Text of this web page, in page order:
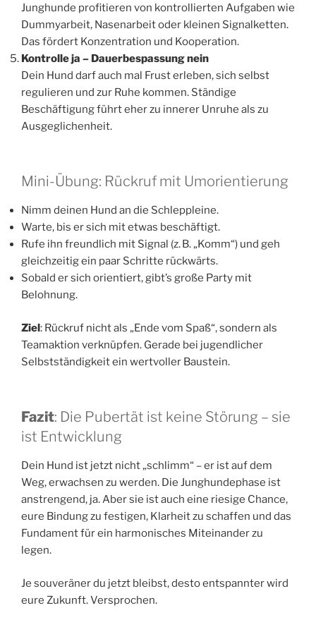
Junghunde profitieren von kontrollierten Aufgaben wie
Dummyarbeit, Nasenarbeit oder kleinen Signalketten.
Das fördert Konzentration und Kooperation.
Kontrolle ja – Dauerbespassung nein
Dein Hund darf auch mal Frust erleben, sich selbst
regulieren und zur Ruhe kommen. Ständige
Beschäftigung führt eher zu innerer Unruhe als zu
Ausgeglichenheit.
Mini-Übung: Rückruf mit Umorientierung
Nimm deinen Hund an die Schleppleine.
Warte, bis er sich mit etwas beschäftigt.
Rufe ihn freundlich mit Signal (z. B. „Komm“) und geh
gleichzeitig ein paar Schritte rückwärts.
Sobald er sich orientiert, gibt’s große Party mit
Belohnung.
Ziel: Rückruf nicht als „Ende vom Spaß“, sondern als
Teamaktion verknüpfen. Gerade bei jugendlicher
Selbstständigkeit ein wertvoller Baustein.
Fazit: Die Pubertät ist keine Störung – sie
ist Entwicklung
Dein Hund ist jetzt nicht „schlimm“ – er ist auf dem
Weg, erwachsen zu werden. Die Junghundephase ist
anstrengend, ja. Aber sie ist auch eine riesige Chance,
eure Bindung zu festigen, Klarheit zu schaffen und das
Fundament für ein harmonisches Miteinander zu
legen.
Je souveräner du jetzt bleibst, desto entspannter wird
eure Zukunft. Versprochen.